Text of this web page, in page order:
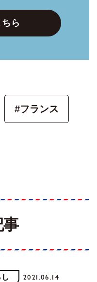
ら
#フランス
事
し 2021.06.14